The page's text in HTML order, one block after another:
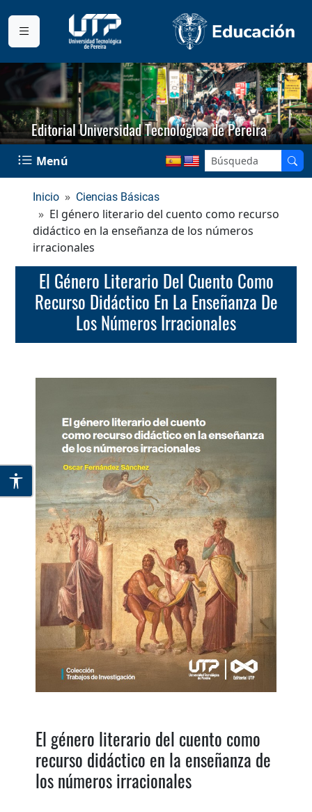
Editorial Universidad Tecnológica de Pereira
Menú
Inicio Ciencias Básicas
El género literario del cuento como recurso
didáctico en la enseñanza de los números
irracionales
El Género Literario Del Cuento Como
Recurso Didáctico En La Enseñanza De
Los Números Irracionales
El género literario del cuento como
recurso didáctico en la enseñanza de
los números irracionales